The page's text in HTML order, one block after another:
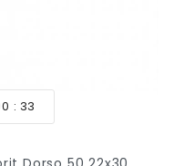
33